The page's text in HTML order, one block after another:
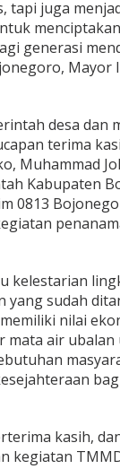
tapi juga
generasi
Mayor
desa dan
terima
Muhammad
Kabupaten
0813
kelestarian
yang sudah
nilai
mata air
kasih,
kegiatan